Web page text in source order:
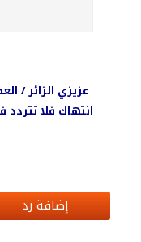
عزيزي الزائر /
انتهاك فلا
إضافة رد